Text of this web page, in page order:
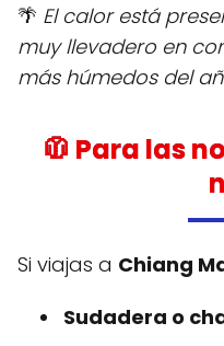
🌴 El calor está
muy llevadero en
más húmedos del
🧥 Para las
Si viajas a Chiang
Sudadera o